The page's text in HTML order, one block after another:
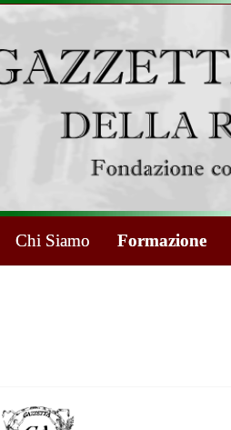
Chi Siamo Formazione